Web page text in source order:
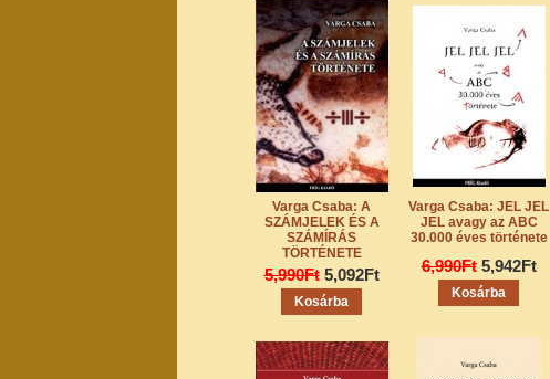
Varga Csaba: A
SZÁMJELEK ÉS A
SZÁMÍRÁS
TÖRTÉNETE
5,990Ft 5,092Ft
Varga Csaba: JEL JEL
JEL avagy az ABC
30.000 éves története
6,990Ft 5,942Ft